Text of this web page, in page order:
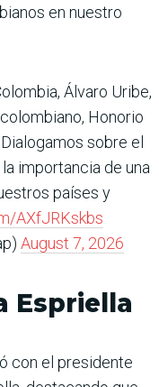
en nuestro
Álvaro Uribe,
Honorio
sobre el
importancia de una
países y
AXfJRKskbs
August 7, 2026
Espriella
con el presidente